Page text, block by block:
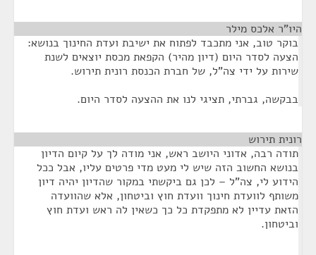
היו"ר אלכס מילר
בוקר טוב, אני מתכבד לפתוח את ישיבת ועדת החינוך בנושא:
הצעה לסדר היום (דיון מהיר) הקפאת מכסת יוצאים לשנת
שירות על ידי צה"ל, של חברת הכנסת רונית תירוש.
בבקשה, גברתי, תציגי לנו את ההצעה לסדר היום.
רונית תירוש
תודה רבה, אדוני היושב ראש, אני מודה לך על קיום הדיון
בנושא החשוב הזה שיש לי מעט מדי פרטים עליו, אבל ככל
הידוע לי, צה"ל – לכן גם ביקשתי במקור שהדיון יהיה דיון
משותף לוועדת חינוך וועדת חוץ וביטחון, אלא שהוועדה
הזאת עדיין לא מתפקדת כל כך כשאין לה ראש ועדת חוץ
וביטחון.